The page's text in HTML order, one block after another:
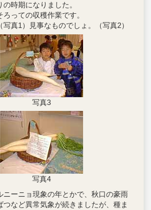
時期になりました。
っての収穫作業です。
真1）見事なものでしょ。（写真2）
写真3
写真4
ーニョ現象の年とかで、秋口の豪雨
つなど異常気象が続きましたが、種ま